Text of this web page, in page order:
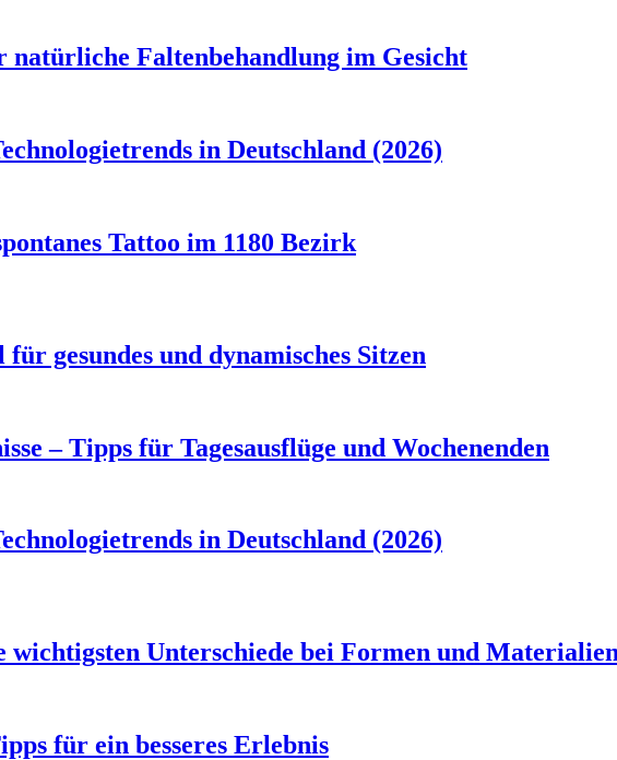
Faltenbehandlung im Gesicht
in Deutschland (2026)
Tattoo im 1180 Bezirk
gesundes und dynamisches Sitzen
– Tipps für Tagesausflüge und Wochenenden
in Deutschland (2026)
wichtigsten Unterschiede bei Formen und
für ein besseres Erlebnis